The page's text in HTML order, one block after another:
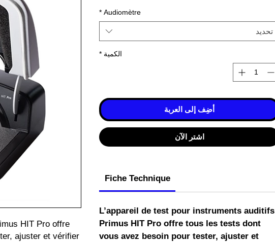
HIT Pro offre
ajuster et vérifier
Audiomètre
*
تحديد
الكمية *
أضِف إلى العربة
اشترِ الآن
Fiche Technique
L’appareil de test pour instruments auditifs
Primus HIT Pro offre tous les tests dont
vous avez besoin pour tester, ajuster et